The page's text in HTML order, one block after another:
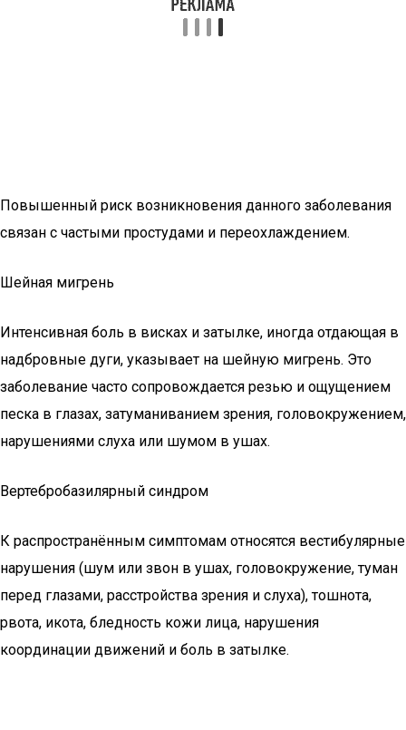
Повышенный риск возникновения данного заболевания
связан с частыми простудами и переохлаждением.
Шейная мигрень
Интенсивная боль в висках и затылке, иногда отдающая в
надбровные дуги, указывает на шейную мигрень. Это
заболевание часто сопровождается резью и ощущением
песка в глазах, затуманиванием зрения, головокружением,
нарушениями слуха или шумом в ушах.
Вертебробазилярный синдром
К распространённым симптомам относятся вестибулярные
нарушения (шум или звон в ушах, головокружение, туман
перед глазами, расстройства зрения и слуха), тошнота,
рвота, икота, бледность кожи лица, нарушения
координации движений и боль в затылке.